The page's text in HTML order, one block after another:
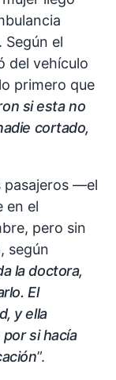
el
del vehículo
primero que
si esta no
cortado,
pasajeros —el
en el
pero sin
según
la doctora,
El
y ella
si hacía
”.